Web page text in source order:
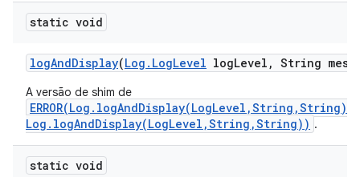
static void
logAndDisplay(Log . LogLevel logLevel , String
A versão de shim de
Log.logAndDisplay(LogLevel,String,String)) .
static void